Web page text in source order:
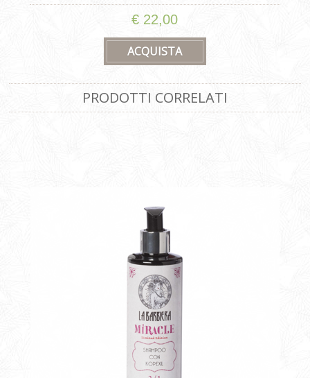
dell’olio di limnanthes alba, acido ialuronico
€ 22,00
PRODOTTI CORRELATI